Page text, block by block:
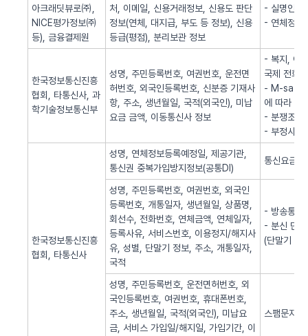
아크래딧뷰로㈜,
NICE평가정보㈜
등), 금융결제원
처, 이메일, 신용거래정보, 신용도 판단
정보(연체, 대지급, 부도 등 정보), 신용
등급(평점), 분리보관 정보
- 실명인증
- 연체정보
한국정보통신진흥
협회, 타통신사, 과
학기술정보통신부
성명, 주민등록번호, 여권번호, 운전면
허번호, 외국인등록번호, 신분증 기재사
항, 주소, 생년월일, 국적(외국인), 미납
요금 금액, 이동통신사 정보
- 복지, 이
국제 전화
- M-safer
에 따라
- 분쟁조정
- 부정사용
한국정보통신진흥
협회, 타통신사
성명, 연체정보등록예정일, 제공기관,
통신권 중복가입방지정보(공통DI)
통신요금
성명, 주민등록번호, 여권번호, 외국인
등록번호, 개통일자, 생년월일, 상품명,
회선수, 전화번호, 연체금액, 연체일자,
등록사유, 서비스번호, 이용정지/해지사
유, 성별, 단말기 정보, 주소, 개통일자,
국적
- 방송통신
- 분신 단
(단말기 분
성명, 주민등록번호, 운전면허번호, 외
국인등록번호, 여권번호, 휴대폰번호,
주소, 생년월일, 국적(외국인), 미납요
금, 서비스 가입일/해지일, 가입기간, 이
스팸문자